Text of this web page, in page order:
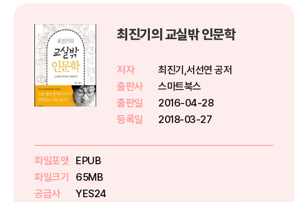
최진기의 교실밖 인문학
저자
최진기,서선연 공저
출판사
스마트북스
출판일
2016-04-28
등록일
2018-03-27
파일포맷
EPUB
파일크기
65MB
공급사
YES24